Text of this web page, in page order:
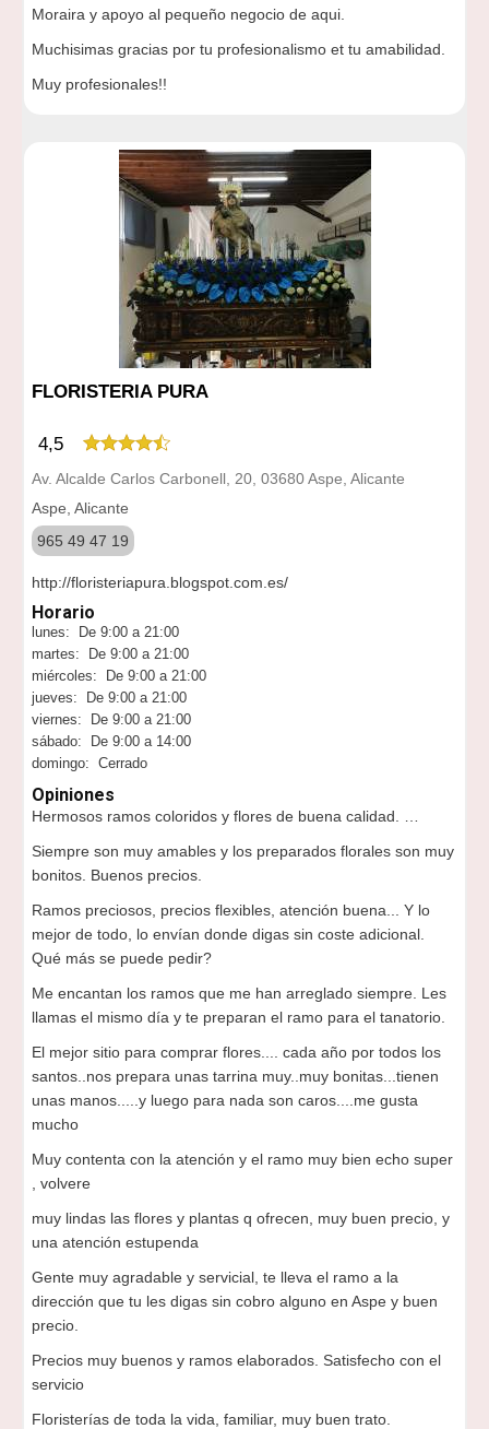
Moraira y apoyo al pequeño negocio de aqui.
Muchisimas gracias por tu profesionalismo et tu amabilidad.
Muy profesionales!!
FLORISTERIA PURA
4,5
Av. Alcalde Carlos Carbonell, 20, 03680 Aspe, Alicante
Aspe, Alicante
965 49 47 19
http://floristeriapura.blogspot.com.es/
Horario
lunes: De 9:00 a 21:00
martes: De 9:00 a 21:00
miércoles: De 9:00 a 21:00
jueves: De 9:00 a 21:00
viernes: De 9:00 a 21:00
sábado: De 9:00 a 14:00
domingo: Cerrado
Opiniones
Hermosos ramos coloridos y flores de buena calidad. …
Siempre son muy amables y los preparados florales son muy
bonitos. Buenos precios.
Ramos preciosos, precios flexibles, atención buena... Y lo
mejor de todo, lo envían donde digas sin coste adicional.
Qué más se puede pedir?
Me encantan los ramos que me han arreglado siempre. Les
llamas el mismo día y te preparan el ramo para el tanatorio.
El mejor sitio para comprar flores.... cada año por todos los
santos..nos prepara unas tarrina muy..muy bonitas...tienen
unas manos.....y luego para nada son caros....me gusta
mucho
Muy contenta con la atención y el ramo muy bien echo super
, volvere
muy lindas las flores y plantas q ofrecen, muy buen precio, y
una atención estupenda
Gente muy agradable y servicial, te lleva el ramo a la
dirección que tu les digas sin cobro alguno en Aspe y buen
precio.
Precios muy buenos y ramos elaborados. Satisfecho con el
servicio
Floristerías de toda la vida, familiar, muy buen trato.